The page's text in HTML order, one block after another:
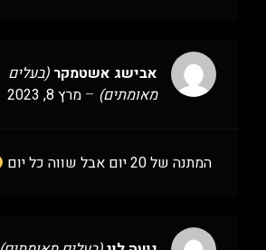
אבישג אשטמקר (בעלים
מאומתים) – מרץ 8, 2023
המתנה של 20 יום אבל שווה כל יום